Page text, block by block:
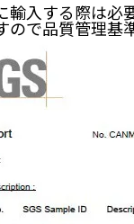
輸入する際は必
ので品質管理基